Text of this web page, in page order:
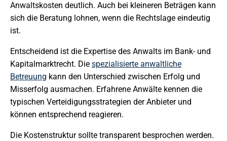
Anwaltskosten deutlich. Auch bei kleineren Beträgen kann
sich die Beratung lohnen, wenn die Rechtslage eindeutig
ist.
Entscheidend ist die Expertise des Anwalts im Bank- und
Kapitalmarktrecht. Die spezialisierte anwaltliche
Betreuung kann den Unterschied zwischen Erfolg und
Misserfolg ausmachen. Erfahrene Anwälte kennen die
typischen Verteidigungsstrategien der Anbieter und
können entsprechend reagieren.
Die Kostenstruktur sollte transparent besprochen werden.